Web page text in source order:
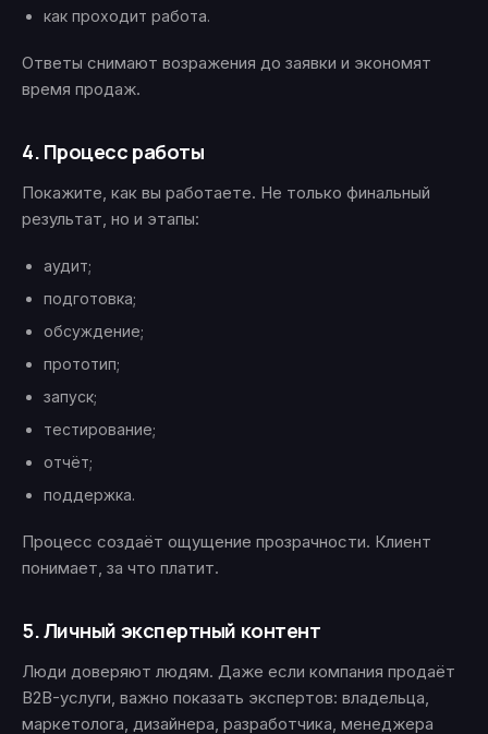
как проходит работа.
Ответы снимают возражения до заявки и экономят
время продаж.
4. Процесс работы
Покажите, как вы работаете. Не только финальный
результат, но и этапы:
аудит;
подготовка;
обсуждение;
прототип;
запуск;
тестирование;
отчёт;
поддержка.
Процесс создаёт ощущение прозрачности. Клиент
понимает, за что платит.
5. Личный экспертный контент
Люди доверяют людям. Даже если компания продаёт
B2B-услуги, важно показать экспертов: владельца,
маркетолога, дизайнера, разработчика, менеджера